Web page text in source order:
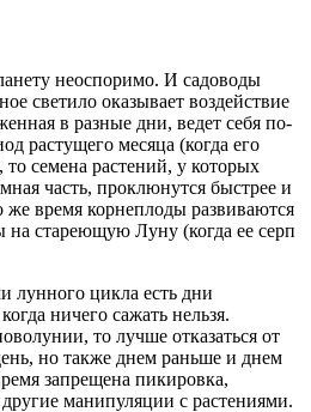
неоспоримо. И садоводы
светило оказывает воздействие
в разные дни, ведет себя по-
растущего месяца (когда его
семена растений, у которых
часть, проклюнутся быстрее и
же время корнеплоды развиваются
стареющую Луну (когда ее серп
лунного цикла есть дни
ничего сажать нельзя.
то лучше отказаться от
но также днем раньше и днем
запрещена пикировка,
манипуляции с растениями.